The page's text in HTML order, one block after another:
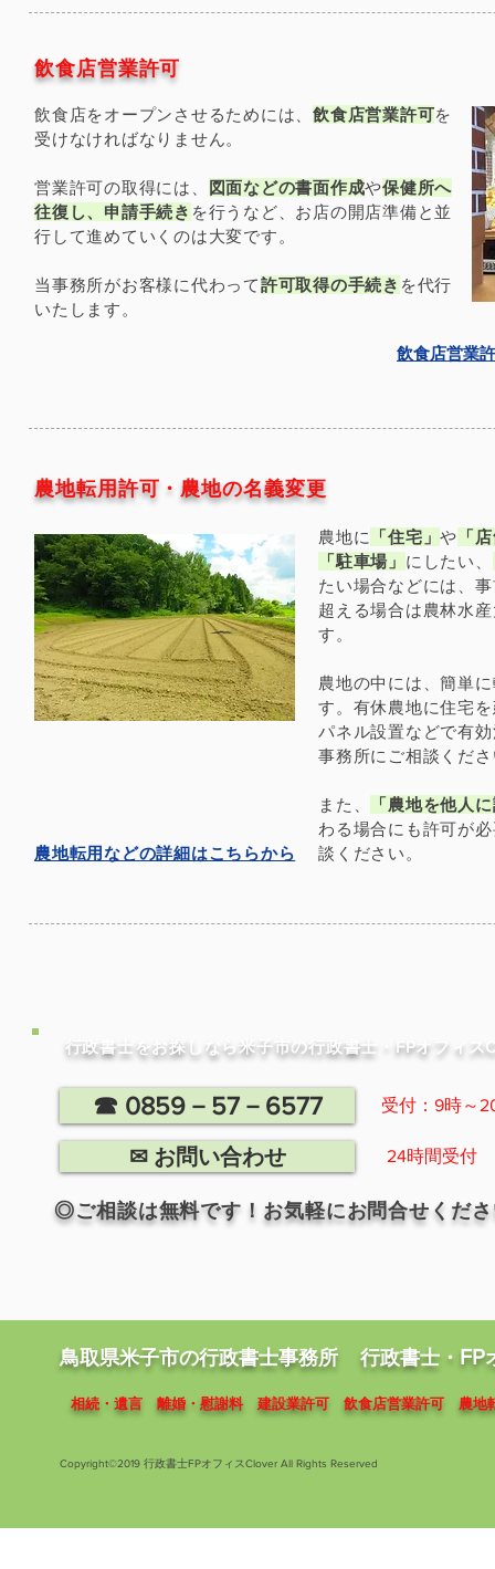
​飲食店営業許可
飲食店をオープンさせるためには、 飲食店営業許可を
受けなければなりません。
営業許可の取得には、 図面などの書面作成や保健所へ
往復し、申請手続き を行うなど、お店の開店準備と並
行して進めていくのは大変です。
​当事務所がお客様に代わって許可取得の手続き を代行
いたします。
飲食店営業
​農地転用許可・農地の名義変更
農地転用などの詳細はこちらから
農地に 「住宅」や 「
「駐車場」 にしたい、
たい場合などには、
超える場合は農林水
す。
農地の中には、簡単
す。有休農地に住宅
パネル設置などで有
事務所にご相談くだ
また、
「農地を他人
わる場合にも許可が
談ください。
行政書士をお探しなら米子市の行政書士・FPオフィス
☎ 0859－57－6577 受付：9時～
✉ お問い合わせ ​24時間受付
​◎ご相談は無料です！お気軽にお問合せくだ
​鳥取県米子市の行政書士事務所 ​行政書士・ FP
相続・遺言 離婚・慰謝料 建設業許可 飲食店営業許可 農地
Copyright©2019 行政書士FPオフィスClover All Rights Reserved